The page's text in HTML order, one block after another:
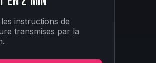
instructions de
transmises par la